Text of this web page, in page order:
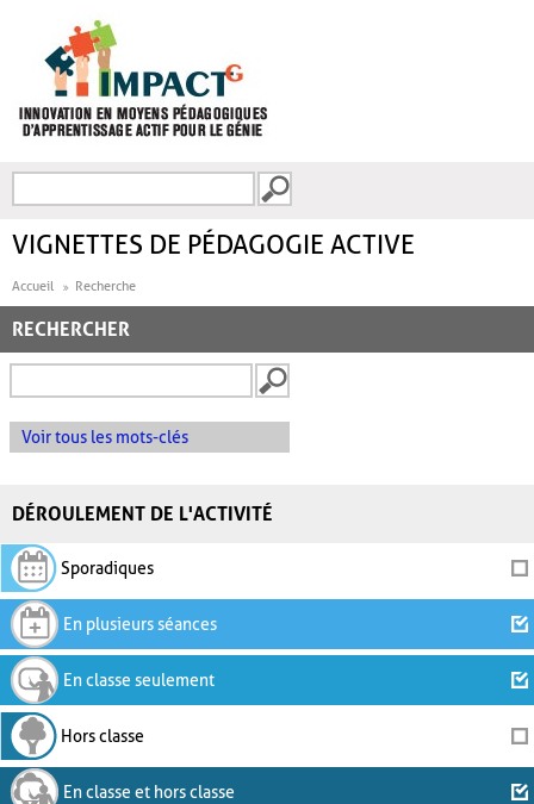
FORMULAIRE DE
VIGNETTES DE PÉDAGOGIE ACTIVE
Accueil Recherche
RECHERCHER
Voir tous les mots-clés
DÉROULEMENT DE L'ACTIVITÉ
Sporadiques
En plusieurs séances
En classe seulement
Hors classe
En classe et hors classe